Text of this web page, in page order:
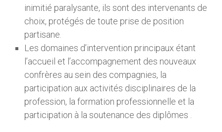
inimitié paralysante, ils sont des intervenants de
choix, protégés de toute prise de position
partisane.
Les domaines d’intervention principaux étant
l’accueil et l’accompagnement des nouveaux
confrères au sein des compagnies, la
participation aux activités disciplinaires de la
profession, la formation professionnelle et la
participation à la soutenance des diplômes .